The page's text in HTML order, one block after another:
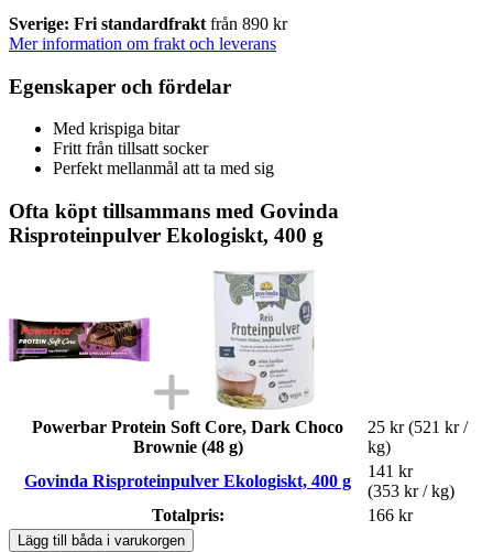
Sverige: Fri standardfrakt från 890 kr
Mer information om frakt och leverans
Egenskaper och fördelar
Med krispiga bitar
Fritt från tillsatt socker
Perfekt mellanmål att ta med sig
Ofta köpt tillsammans med Govinda
Risproteinpulver Ekologiskt, 400 g
Powerbar Protein Soft Core, Dark Choco
Brownie (48 g)
25 kr (521 kr /
kg)
Govinda Risproteinpulver Ekologiskt, 400 g
141 kr
(353 kr / kg)
Totalpris:
166 kr
Lägg till båda i varukorgen